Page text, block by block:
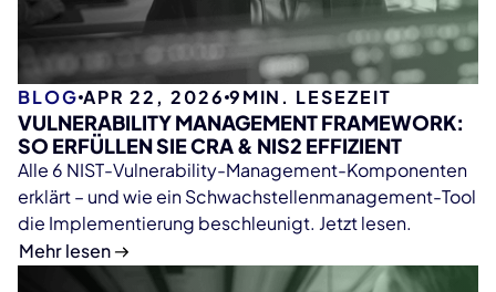
BLOG APR 22, 2026 9MIN. LESEZEIT
VULNERABILITY MANAGEMENT FRAMEWORK:
SO ERFÜLLEN SIE CRA & NIS2 EFFIZIENT
Alle 6 NIST-Vulnerability-Management-Komponenten
erklärt – und wie ein Schwachstellenmanagement-Tool
die Implementierung beschleunigt. Jetzt lesen.
Mehr lesen